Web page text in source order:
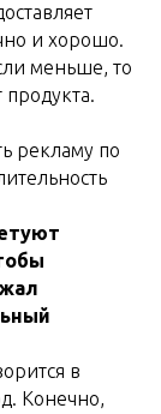
и хорошо.
меньше, то
продукта.
рекламу по
в
Конечно,